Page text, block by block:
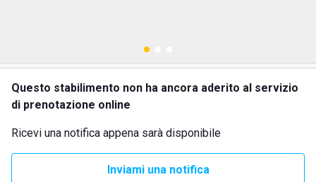
Questo stabilimento non ha ancora aderito al servizio
di prenotazione online
Ricevi una notifica appena sarà disponibile
Inviami una notifica